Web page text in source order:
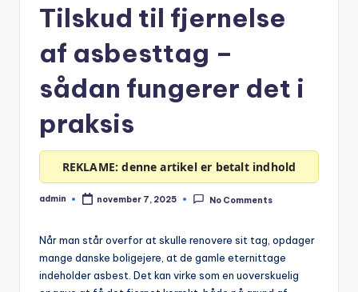
Tilskud til fjernelse
af asbesttag –
sådan fungerer det i
praksis
REKLAME: denne artikel er betalt indhold
Posted
admin november 7, 2025 No Comments
Når man står overfor at skulle renovere sit tag, opdager
mange danske boligejere, at de gamle eternittage
indeholder asbest. Det kan virke som en uoverskuelig